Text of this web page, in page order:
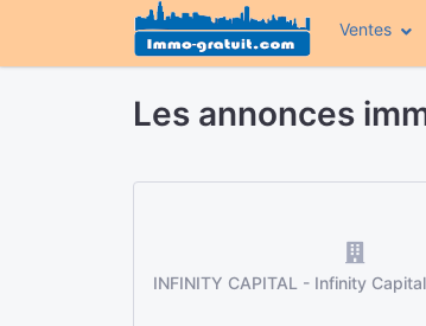
Ventes
Les annonces
INFINITY CAPITAL - Infinity